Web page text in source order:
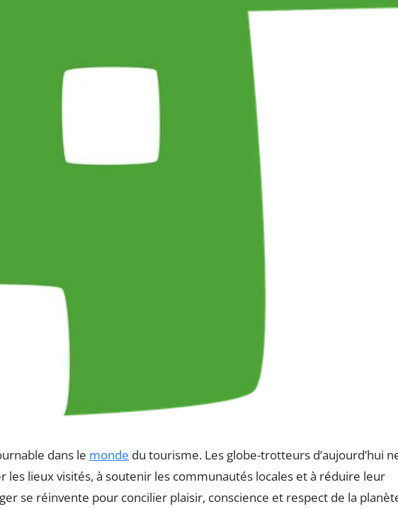
dans le monde du tourisme. Les globe-trotteurs d’aujourd’hui
lieux visités, à soutenir les communautés locales et à réduire leur
se réinvente pour concilier plaisir, conscience et respect de la